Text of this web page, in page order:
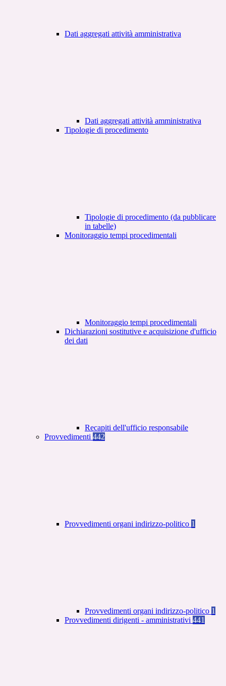
Dati aggregati attività amministrativa
Dati aggregati attività amministrativa
Tipologie di procedimento
Tipologie di procedimento (da pubblicare
in tabelle)
Monitoraggio tempi procedimentali
Monitoraggio tempi procedimentali
Dichiarazioni sostitutive e acquisizione d'ufficio
dei dati
Recapiti dell'ufficio responsabile
Provvedimenti 442
Provvedimenti organi indirizzo-politico 1
Provvedimenti organi indirizzo-politico 1
Provvedimenti dirigenti - amministrativi 441